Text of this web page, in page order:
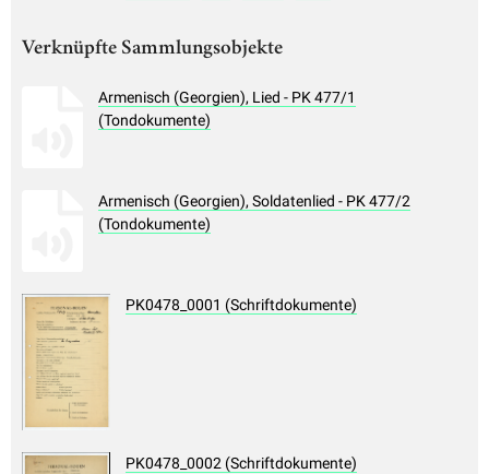
Verknüpfte Sammlungsobjekte
Armenisch (Georgien), Lied - PK 477/1
(Tondokumente)
Armenisch (Georgien), Soldatenlied - PK 477/2
(Tondokumente)
PK0478_0001 (Schriftdokumente)
PK0478_0002 (Schriftdokumente)